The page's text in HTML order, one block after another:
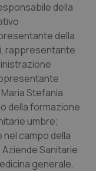
della
della
rappresentante
Stefania
della formazione
umbre;
nel campo della
Sanitarie
generale,